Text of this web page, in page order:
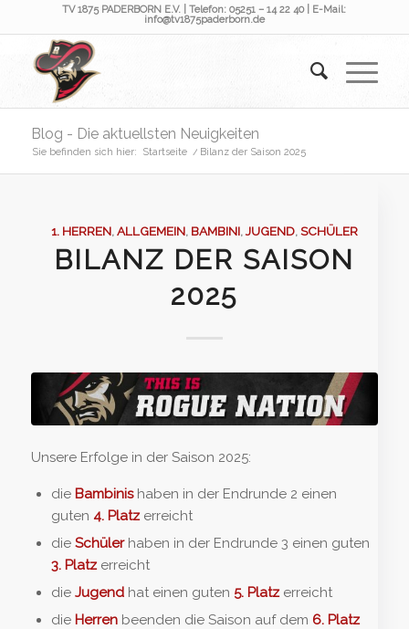
TV 1875 PADERBORN E.V. | Telefon: 05251 – 14 22 40 | E-Mail:
info@tv1875paderborn.de
Blog - Die aktuellsten Neuigkeiten
Sie befinden sich hier: Startseite / Bilanz der Saison 2025
1. HERREN, ALLGEMEIN, BAMBINI, JUGEND, SCHÜLER
BILANZ DER SAISON
2025
Unsere Erfolge in der Saison 2025:
die Bambinis haben in der Endrunde 2 einen
guten 4. Platz erreicht
die Schüler haben in der Endrunde 3 einen guten
3. Platz erreicht
die Jugend hat einen guten 5. Platzerreicht
die Herren beenden die Saison auf dem 6. Platz